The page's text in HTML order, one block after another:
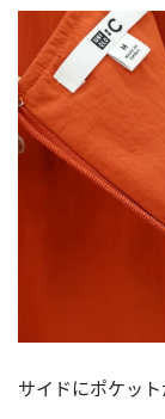
サイドにポケッ